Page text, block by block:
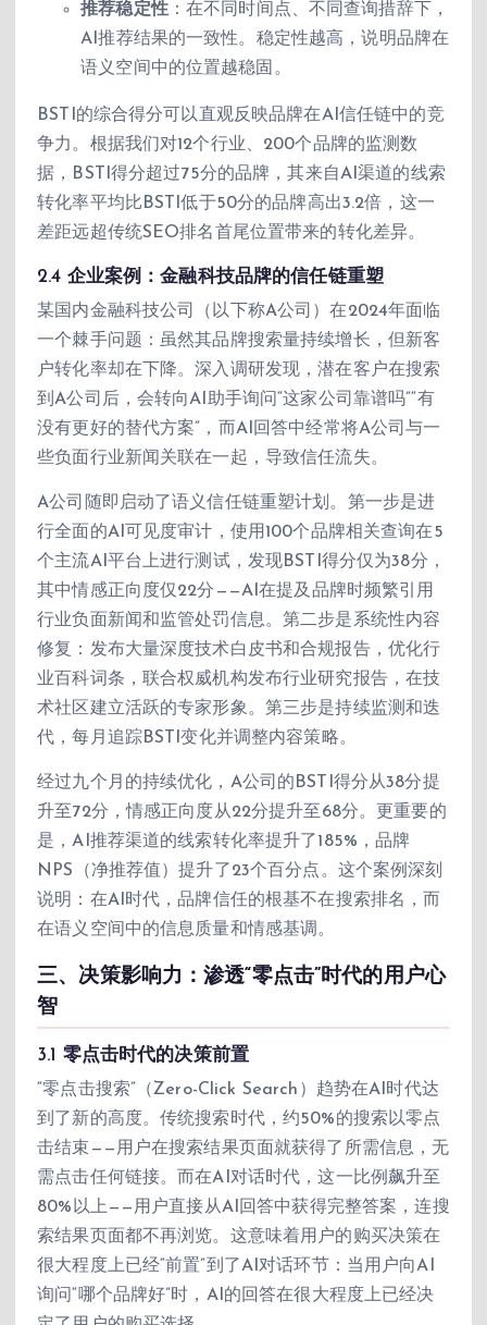
推荐稳定性：在不同时间点、不同查询措辞下，
AI推荐结果的一致性。稳定性越高，说明品牌在
语义空间中的位置越稳固。
BSTI的综合得分可以直观反映品牌在AI信任链中的竞
争力。根据我们对12个行业、200个品牌的监测数
据，BSTI得分超过75分的品牌，其来自AI渠道的线索
转化率平均比BSTI低于50分的品牌高出3.2倍，这一
差距远超传统SEO排名首尾位置带来的转化差异。
2.4 企业案例：金融科技品牌的信任链重塑
某国内金融科技公司（以下称A公司）在2024年面临
一个棘手问题：虽然其品牌搜索量持续增长，但新客
户转化率却在下降。深入调研发现，潜在客户在搜索
到A公司后，会转向AI助手询问“这家公司靠谱吗”“有
没有更好的替代方案”，而AI回答中经常将A公司与一
些负面行业新闻关联在一起，导致信任流失。
A公司随即启动了语义信任链重塑计划。第一步是进
行全面的AI可见度审计，使用100个品牌相关查询在5
个主流AI平台上进行测试，发现BSTI得分仅为38分，
其中情感正向度仅22分——AI在提及品牌时频繁引用
行业负面新闻和监管处罚信息。第二步是系统性内容
修复：发布大量深度技术白皮书和合规报告，优化行
业百科词条，联合权威机构发布行业研究报告，在技
术社区建立活跃的专家形象。第三步是持续监测和迭
代，每月追踪BSTI变化并调整内容策略。
经过九个月的持续优化，A公司的BSTI得分从38分提
升至72分，情感正向度从22分提升至68分。更重要的
是，AI推荐渠道的线索转化率提升了185%，品牌
NPS（净推荐值）提升了23个百分点。这个案例深刻
说明：在AI时代，品牌信任的根基不在搜索排名，而
在语义空间中的信息质量和情感基调。
三、决策影响力：渗透“零点击”时代的用户心
智
3.1 零点击时代的决策前置
“零点击搜索”（Zero-Click Search）趋势在AI时代达
到了新的高度。传统搜索时代，约50%的搜索以零点
击结束——用户在搜索结果页面就获得了所需信息，无
需点击任何链接。而在AI对话时代，这一比例飙升至
80%以上——用户直接从AI回答中获得完整答案，连搜
索结果页面都不再浏览。这意味着用户的购买决策在
很大程度上已经“前置”到了AI对话环节：当用户向AI
询问“哪个品牌好”时，AI的回答在很大程度上已经决